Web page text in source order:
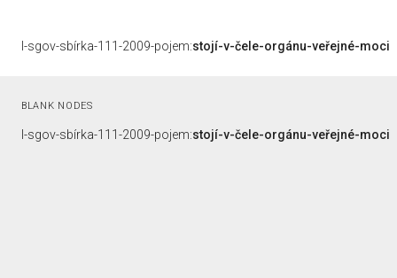
l-sgov-sbírka-111-2009-pojem:stojí-v-čele-orgánu-veřejné-moci
BLANK NODES
l-sgov-sbírka-111-2009-pojem:stojí-v-čele-orgánu-veřejné-moci